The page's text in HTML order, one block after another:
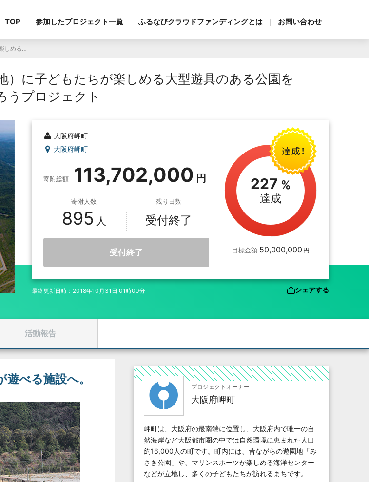
TOP 参加したプロジェクト一覧 ふるなびクラウドファンディングとは お問い合わせ
いきいきパークみさき（土砂採取跡地）に子どもたちが楽しめる大型遊具のある公園を作ろうプロジェクト
）に子どもたちが楽しめる大型遊具のある公園を
うプロジェクト
大阪府岬町
大阪府岬町
寄附総額 113,702,000 227
達成
目標金額 50,000,000
寄附人数
895
残り日数
受付終了
受付終了
最終更新日時：2018年10月31日 01時00分 シェアする
活動報告
プロジェクトオーナー
大阪府岬町
岬町は、大阪府の最南端に位置し、大阪府内で唯一の自
然海岸など大阪都市圏の中では自然環境に恵まれた人口
約16,000人の町です。町内には、昔ながらの遊園地「み
さき公園」や、マリンスポーツが楽しめる海洋センター
などが立地し、多くの子どもたちが訪れるまちです。
べる施設へ。